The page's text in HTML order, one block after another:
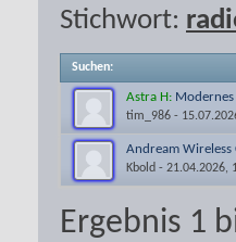
Stichwort:
Suchen:
Astra H: Modernes
tim_986 -
Andream
Kbold - 21.04.2026,
Ergebnis 1